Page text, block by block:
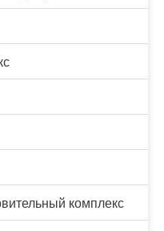
комплекс